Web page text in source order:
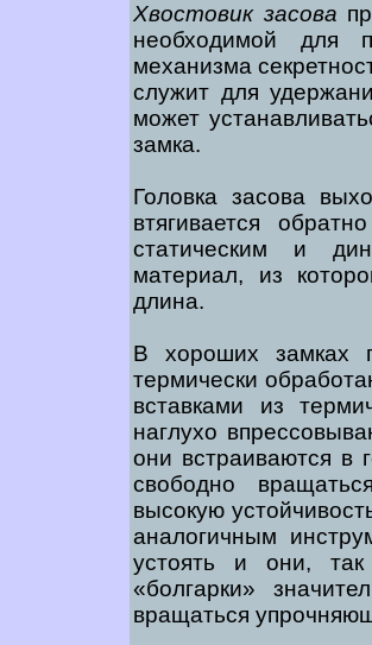
Хвостовик засова
необходимой для
механизма
служит для
может
замка.
Головка засова
втягивается
статическим и
материал, из
длина.
В хороших замках
термически
вставками из
наглухо
они встраиваются в
свободно
высокую
аналогичным
устоять и они,
«болгарки»
вращаться